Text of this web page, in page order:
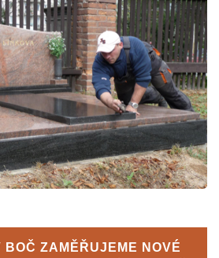
BOČ ZAMĚŘUJEME NOVÉ